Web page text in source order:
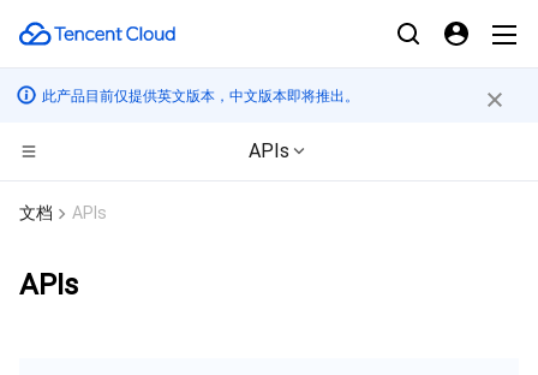
此产品目前仅提供英文版本，中文版本即将推出。
APIs
计算
文档 APIs
APIs